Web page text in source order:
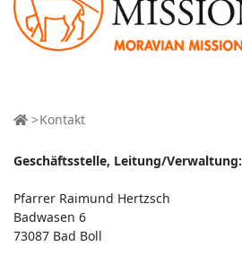
Kontakt
Geschäftsstelle, Leitung/Verwaltung:
Pfarrer Raimund Hertzsch
Badwasen 6
73087 Bad Boll